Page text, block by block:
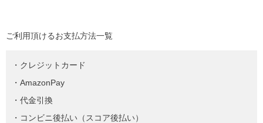
ご利用頂けるお支払方法一覧
・クレジットカード
・AmazonPay
・代金引換
・コンビニ後払い（スコア後払い）